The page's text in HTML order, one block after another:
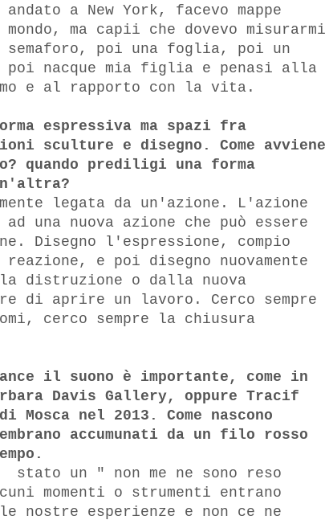
a New York, facevo mappe
ma capii che dovevo misurarmi
poi una foglia, poi un
poi nacque mia figlia e penasi alla
e al rapporto con la vita.
espressiva ma spazi fra
sculture e disegno. Come avviene
quando prediligi una forma
legata da un'azione. L'azione
una nuova azione che può essere
Disegno l'espressione, compio
e poi disegno nuovamente
distruzione o dalla nuova
di aprire un lavoro. Cerco sempre
cerco sempre la chiusura
il suono è importante, come in
Davis Gallery, oppure Tracif
nel 2013. Come nascono
accumunati da un filo rosso
stato un " non me ne sono reso
momenti o strumenti entrano
nostre esperienze e non ce ne